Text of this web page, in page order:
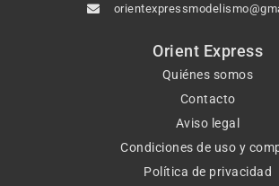
Orient Express
Quiénes somos
Contacto
Aviso legal
Condiciones de uso y
Política de privacidad